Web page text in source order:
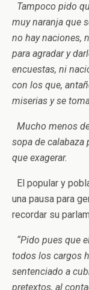
Tampoco pido
muy naranja que
no hay naciones,
para agradar y
encuestas, ni
con los que,
miserias y se
Mucho menos
sopa de calabaza
que exagerar.
El popular y
una pausa para
recordar su
“Pido pues que
todos los cargos
sentenciado a
pretextos, al